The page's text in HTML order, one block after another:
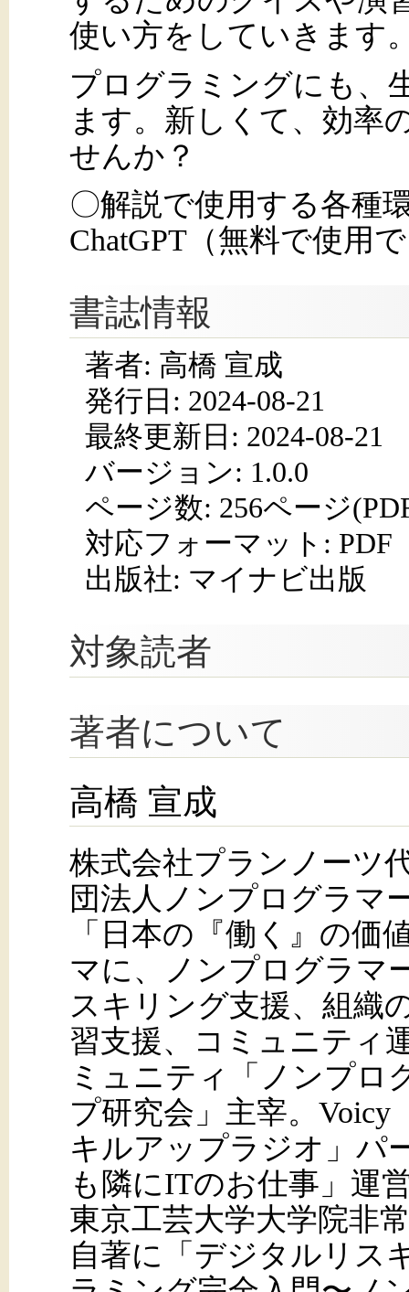
使い方をしていきます
プログラミングにも、
ます。新しくて、効率
せんか？
〇解説で使用する各種
ChatGPT（無料で使用
書誌情報
著者: 高橋 宣成
発行日: 2024-08-21
最終更新日: 2024-08-21
バージョン: 1.0.0
ページ数: 256ページ
対応フォーマット: PDF
出版社: マイナビ出版
対象読者
著者について
高橋 宣成
株式会社プランノーツ
団法人ノンプログラマ
「日本の『働く』の価
マに、ノンプログラマ
スキリング支援、組織
習支援、コミュニティ
ミュニティ「ノンプロ
プ研究会」主宰。
キルアップラジオ」パ
も隣にITのお仕事」運
東京工芸大学大学院非
自著に「デジタルリス